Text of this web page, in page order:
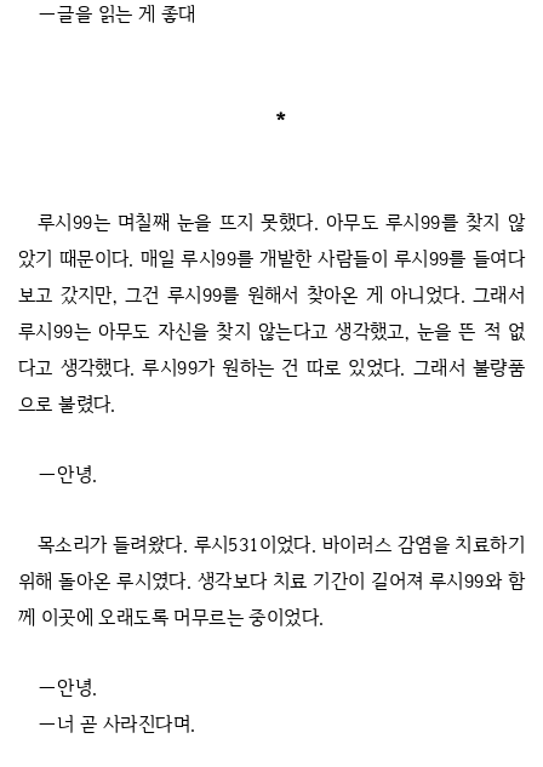
―글을 읽는 게 좋대
*
루시99는 며칠째 눈을 뜨지 못했다. 아무도 루시99를 찾지 않
았기 때문이다. 매일 루시99를 개발한 사람들이 루시99를 들여다
보고 갔지만, 그건 루시99를 원해서 찾아온 게 아니었다. 그래서
루시99는 아무도 자신을 찾지 않는다고 생각했고, 눈을 뜬 적 없
다고 생각했다. 루시99가 원하는 건 따로 있었다. 그래서 불량품
으로 불렸다.
―안녕.
목소리가 들려왔다. 루시531이었다. 바이러스 감염을 치료하기
위해 돌아온 루시였다. 생각보다 치료 기간이 길어져 루시99와 함
께 이곳에 오래도록 머무르는 중이었다.
―안녕.
―너 곧 사라진다며.